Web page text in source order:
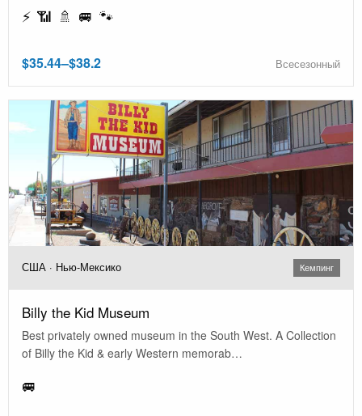
⚡ 📶 🚿 🚐 🐾
$35.44–$38.2 Всесезонный
США · Нью-Мексико Кемпинг
Billy the Kid Museum
Best privately owned museum in the South West. A Collection
of Billy the Kid & early Western memorab…
🚐